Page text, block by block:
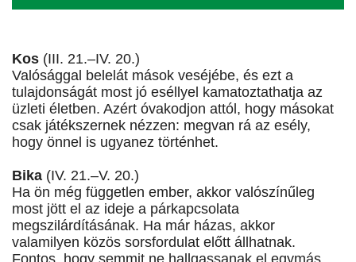
Kos (III. 21.–IV. 20.)
Valósággal belelát mások veséjébe, és ezt a
tulajdonságát most jó eséllyel kamatoztathatja az
üzleti életben. Azért óvakodjon attól, hogy másokat
csak játékszernek nézzen: megvan rá az esély,
hogy önnel is ugyanez történhet.
Bika (IV. 21.–V. 20.)
Ha ön még független ember, akkor valószínűleg
most jött el az ideje a párkapcsolata
megszilárdításának. Ha már házas, akkor
valamilyen közös sorsfordulat előtt állhatnak.